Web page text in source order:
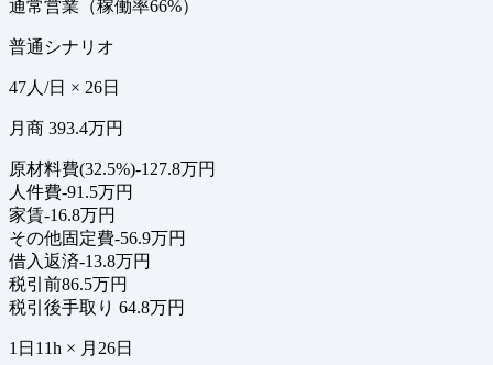
通常営業（稼働率66%）
普通シナリオ
47人/日 × 26日
月商 393.4万円
原材料費(32.5%)-127.8万円
人件費-91.5万円
家賃-16.8万円
その他固定費-56.9万円
借入返済-13.8万円
税引前86.5万円
税引後手取り 64.8万円
1日11h × 月26日